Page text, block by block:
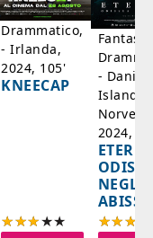
Drammatico,
- Irlanda,
2024, 105'
KNEECAP
-
Islanda,
2024,
NEGLI
ABISSI